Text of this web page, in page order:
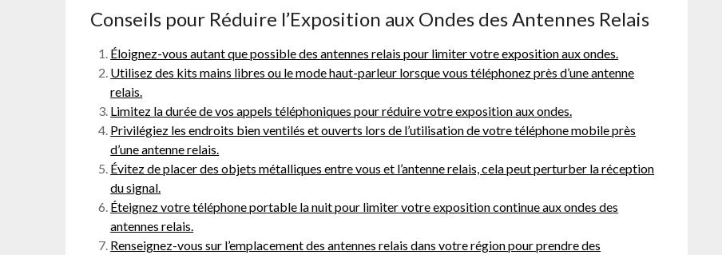
Conseils pour Réduire l’Exposition aux Ondes des Antennes Relais
Éloignez-vous autant que possible des antennes relais pour limiter votre exposition aux ondes.
Utilisez des kits mains libres ou le mode haut-parleur lorsque vous téléphonez près d’une antenne
relais.
Limitez la durée de vos appels téléphoniques pour réduire votre exposition aux ondes.
Privilégiez les endroits bien ventilés et ouverts lors de l’utilisation de votre téléphone mobile près
d’une antenne relais.
Évitez de placer des objets métalliques entre vous et l’antenne relais, cela peut perturber la réception
du signal.
Éteignez votre téléphone portable la nuit pour limiter votre exposition continue aux ondes des
antennes relais.
Renseignez-vous sur l’emplacement des antennes relais dans votre région pour prendre des